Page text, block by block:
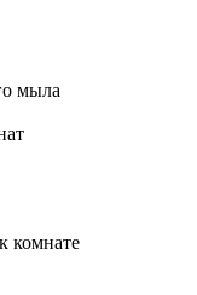
мыла
комнате